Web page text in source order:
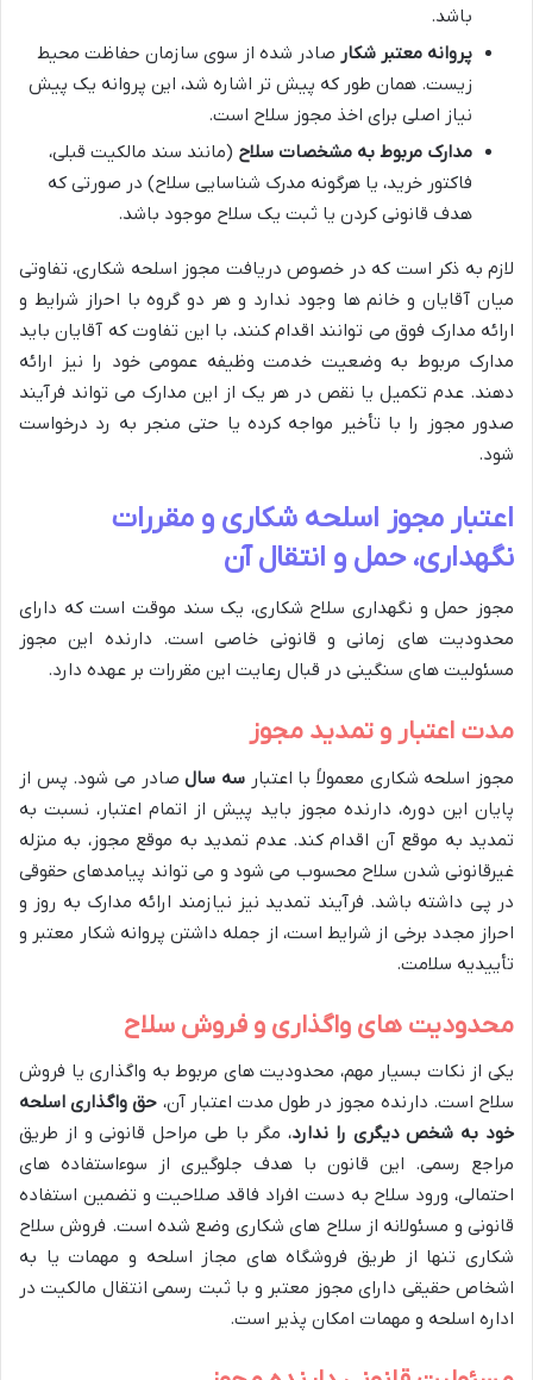
باشد.
پروانه معتبر شکار صادر شده از سوی سازمان حفاظت محیط
زیست. همان طور که پیش تر اشاره شد، این پروانه یک پیش
نیاز اصلی برای اخذ مجوز سلاح است.
مدارک مربوط به مشخصات سلاح (مانند سند مالکیت قبلی،
فاکتور خرید، یا هرگونه مدرک شناسایی سلاح) در صورتی که
هدف قانونی کردن یا ثبت یک سلاح موجود باشد.
لازم به ذکر است که در خصوص دریافت مجوز اسلحه شکاری، تفاوتی
میان آقایان و خانم ها وجود ندارد و هر دو گروه با احراز شرایط و
ارائه مدارک فوق می توانند اقدام کنند، با این تفاوت که آقایان باید
مدارک مربوط به وضعیت خدمت وظیفه عمومی خود را نیز ارائه
دهند. عدم تکمیل یا نقص در هر یک از این مدارک می تواند فرآیند
صدور مجوز را با تأخیر مواجه کرده یا حتی منجر به رد درخواست
شود.
اعتبار مجوز اسلحه شکاری و مقررات
نگهداری، حمل و انتقال آن
مجوز حمل و نگهداری سلاح شکاری، یک سند موقت است که دارای
محدودیت های زمانی و قانونی خاصی است. دارنده این مجوز
مسئولیت های سنگینی در قبال رعایت این مقررات بر عهده دارد.
مدت اعتبار و تمدید مجوز
مجوز اسلحه شکاری معمولاً با اعتبار سه سالصادر می شود. پس از
پایان این دوره، دارنده مجوز باید پیش از اتمام اعتبار، نسبت به
تمدید به موقع آن اقدام کند. عدم تمدید به موقع مجوز، به منزله
غیرقانونی شدن سلاح محسوب می شود و می تواند پیامدهای حقوقی
در پی داشته باشد. فرآیند تمدید نیز نیازمند ارائه مدارک به روز و
احراز مجدد برخی از شرایط است، از جمله داشتن پروانه شکار معتبر و
تأییدیه سلامت.
محدودیت های واگذاری و فروش سلاح
یکی از نکات بسیار مهم، محدودیت های مربوط به واگذاری یا فروش
سلاح است. دارنده مجوز در طول مدت اعتبار آن، حق واگذاری اسلحه
خود به شخص دیگری را ندارد، مگر با طی مراحل قانونی و از طریق
مراجع رسمی. این قانون با هدف جلوگیری از سوءاستفاده های
احتمالی، ورود سلاح به دست افراد فاقد صلاحیت و تضمین استفاده
قانونی و مسئولانه از سلاح های شکاری وضع شده است. فروش سلاح
شکاری تنها از طریق فروشگاه های مجاز اسلحه و مهمات یا به
اشخاص حقیقی دارای مجوز معتبر و با ثبت رسمی انتقال مالکیت در
اداره اسلحه و مهمات امکان پذیر است.